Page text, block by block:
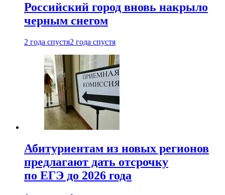
Российский город вновь накрыло
черным снегом
2 года спустя2 года спустя
Абитуриентам из новых регионов
предлагают дать отсрочку
по ЕГЭ до 2026 года